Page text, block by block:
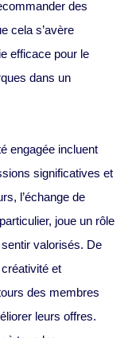
des
cela s’avère
efficace pour le
dans un
engagée incluent
significatives et
l’échange de
joue un rôle
valorisés. De
et
des membres
leurs offres.